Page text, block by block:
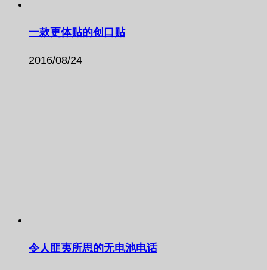
一款更体贴的创口贴
2016/08/24
令人匪夷所思的无电池电话